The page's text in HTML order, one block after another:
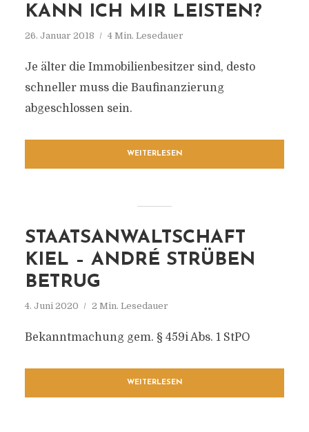
KANN ICH MIR LEISTEN?
26. Januar 2018 4 Min. Lesedauer
Je älter die Immobilienbesitzer sind, desto
schneller muss die Baufinanzierung
abgeschlossen sein.
WEITERLESEN
STAATSANWALTSCHAFT
KIEL – ANDRÉ STRÜBEN
BETRUG
4. Juni 2020 2 Min. Lesedauer
Bekanntmachung gem. § 459i Abs. 1 StPO
WEITERLESEN